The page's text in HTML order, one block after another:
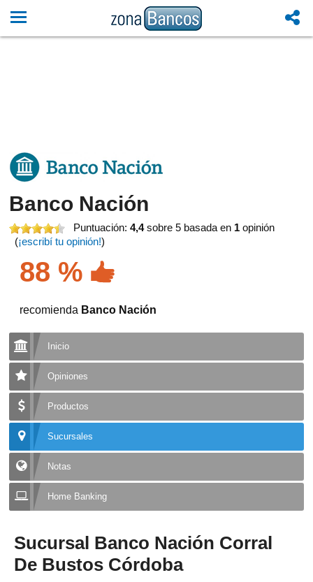
Banco Nación
Puntuación:4,4sobre 5 basada en 1 opinión
(¡escribí tu opinión!)
88 %
recomienda Banco Nación
Inicio
Opiniones
Productos
Sucursales
Notas
Home Banking
Sucursal Banco Nación Corral
De Bustos Córdoba